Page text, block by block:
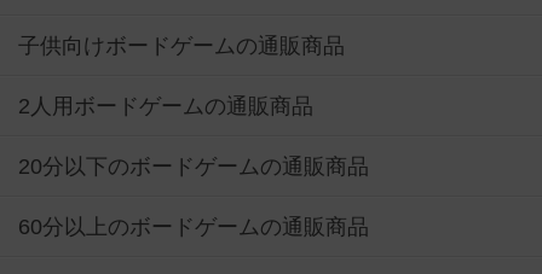
子供向けボードゲームの通販商品
2人用ボードゲームの通販商品
20分以下のボードゲームの通販商品
60分以上のボードゲームの通販商品